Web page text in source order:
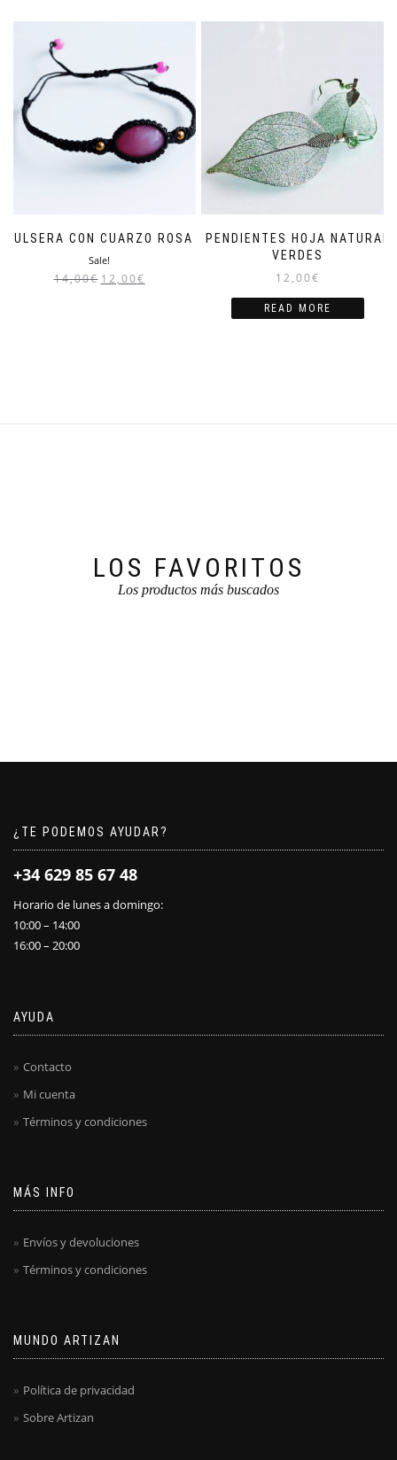
PULSERA CON CUARZO ROSA
Sale!
14,00€ 12,00€
PENDIENTES HOJA NATURAL
VERDES
12,00€
READ MORE
LOS FAVORITOS
Los productos más buscados
¿TE PODEMOS AYUDAR?
+34 629 85 67 48
Horario de lunes a domingo:
10:00 – 14:00
16:00 – 20:00
AYUDA
Contacto
Mi cuenta
Términos y condiciones
MÁS INFO
Envíos y devoluciones
Términos y condiciones
MUNDO ARTIZAN
Política de privacidad
Sobre Artizan